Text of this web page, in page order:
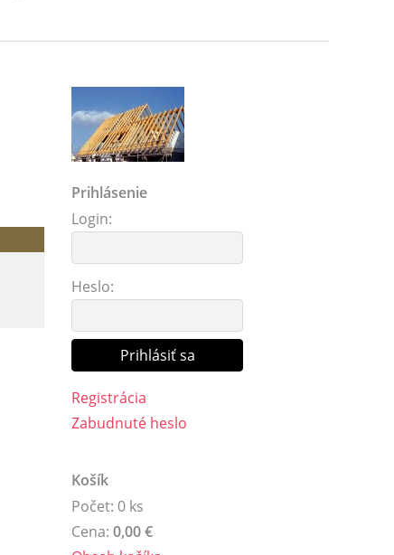
Prihlásenie
Login:
Heslo:
Registrácia
Zabudnuté heslo
Košík
Počet: 0 ks
Cena: 0,00 €